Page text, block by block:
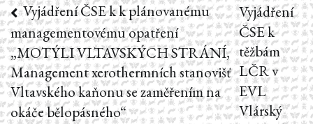
Navigace
pro
příspěvek
Vyjádření ČSE k k plánovanému
managementovému opatření
„MOTÝLI VLTAVSKÝCH STRÁNÍ,
Management xerothermních stanovišť
Vltavského kaňonu se zaměřením na
okáče bělopásného“
Vyjádření
ČSE k
těžbám
LČR v
EVL
Vlárský